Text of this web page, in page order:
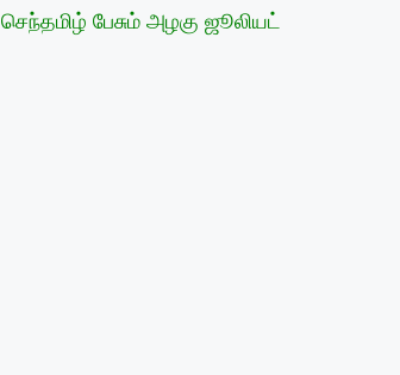
செந்தமிழ் பேசும் அழகு ஜூலியட்